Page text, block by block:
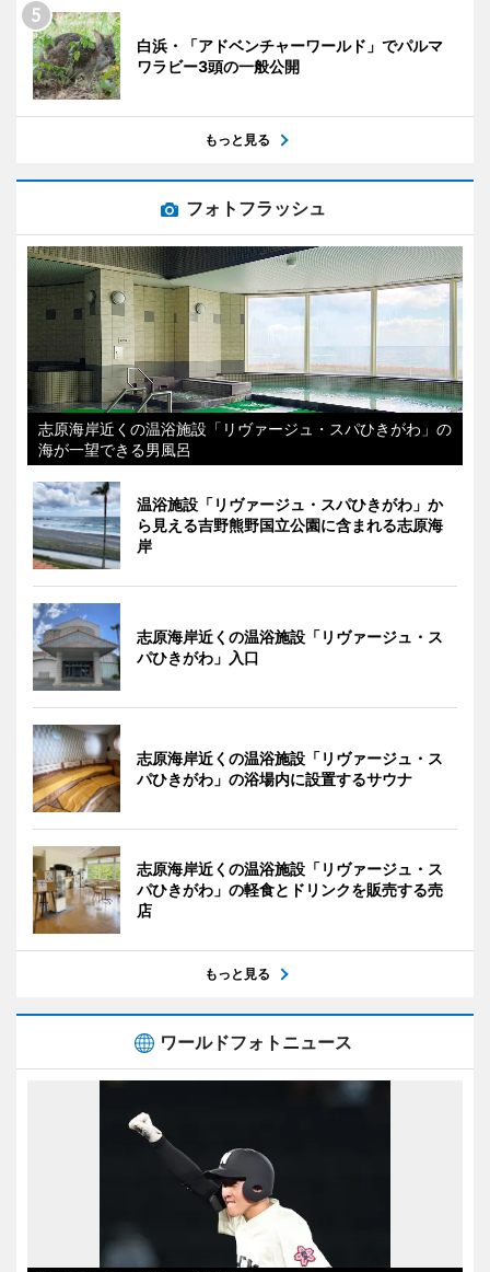
白浜・「アドベンチャーワールド」でパルマ
ワラビー3頭の一般公開
もっと見る
フォトフラッシュ
志原海岸近くの温浴施設「リヴァージュ・スパひきがわ」の
海が一望できる男風呂
温浴施設「リヴァージュ・スパひきがわ」か
ら見える吉野熊野国立公園に含まれる志原海
岸
志原海岸近くの温浴施設「リヴァージュ・ス
パひきがわ」入口
志原海岸近くの温浴施設「リヴァージュ・ス
パひきがわ」の浴場内に設置するサウナ
志原海岸近くの温浴施設「リヴァージュ・ス
パひきがわ」の軽食とドリンクを販売する売
店
もっと見る
ワールドフォトニュース